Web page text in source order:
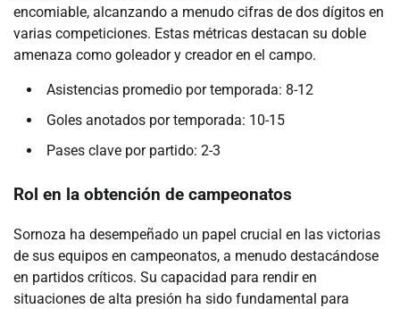
encomiable, alcanzando a menudo cifras de dos dígitos en
varias competiciones. Estas métricas destacan su doble
amenaza como goleador y creador en el campo.
Asistencias promedio por temporada: 8-12
Goles anotados por temporada: 10-15
Pases clave por partido: 2-3
Rol en la obtención de campeonatos
Sornoza ha desempeñado un papel crucial en las victorias
de sus equipos en campeonatos, a menudo destacándose
en partidos críticos. Su capacidad para rendir en
situaciones de alta presión ha sido fundamental para